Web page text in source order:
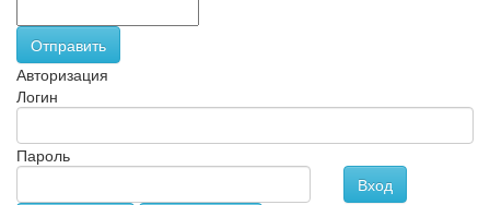
Отправить
Авторизация
Логин
Пароль
Вход